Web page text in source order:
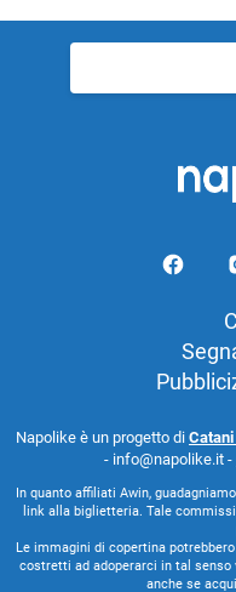
per:
Napolike è un progetto di
- info@napolike.it -
In quanto affiliati Awin,
link alla biglietteria. Tale
Le immagini di copertina
costretti ad adoperarci in tal
anche se